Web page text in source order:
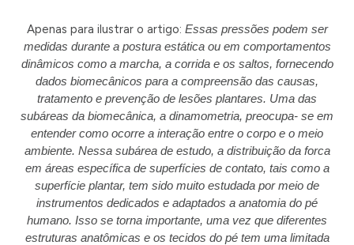
Apenas para ilustrar o artigo: Essas pressões podem ser
medidas durante a postura estática ou em comportamentos
dinâmicos como a marcha, a corrida e os saltos, fornecendo
dados biomecânicos para a compreensão das causas,
tratamento e prevenção de lesões plantares. Uma das
subáreas da biomecânica, a dinamometria, preocupa- se em
entender como ocorre a interação entre o corpo e o meio
ambiente. Nessa subárea de estudo, a distribuição da forca
em áreas específica de superfícies de contato, tais como a
superfície plantar, tem sido muito estudada por meio de
instrumentos dedicados e adaptados a anatomia do pé
humano. Isso se torna importante, uma vez que diferentes
estruturas anatômicas e os tecidos do pé tem uma limitada